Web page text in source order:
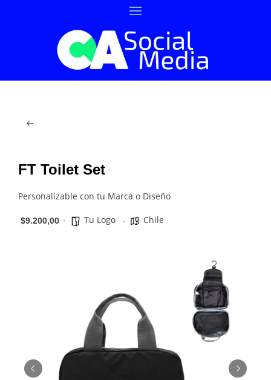
FT Toilet Set
Personalizable con tu Marca o Diseño
$9.200,00 Tu Logo Chile